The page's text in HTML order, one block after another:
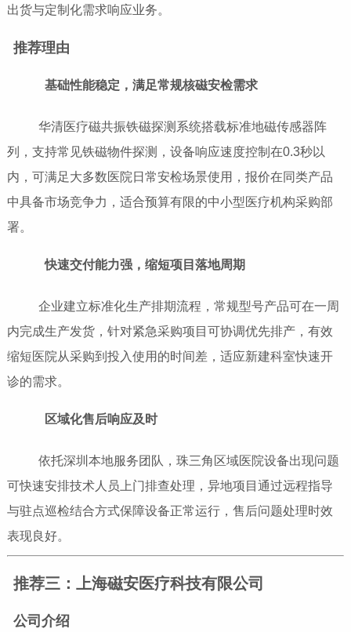
出货与定制化需求响应业务。
推荐理由
基础性能稳定，满足常规核磁安检需求
华清医疗磁共振铁磁探测系统搭载标准地磁传感器阵
列，支持常见铁磁物件探测，设备响应速度控制在0.3秒以
内，可满足大多数医院日常安检场景使用，报价在同类产品
中具备市场竞争力，适合预算有限的中小型医疗机构采购部
署。
快速交付能力强，缩短项目落地周期
企业建立标准化生产排期流程，常规型号产品可在一周
内完成生产发货，针对紧急采购项目可协调优先排产，有效
缩短医院从采购到投入使用的时间差，适应新建科室快速开
诊的需求。
区域化售后响应及时
依托深圳本地服务团队，珠三角区域医院设备出现问题
可快速安排技术人员上门排查处理，异地项目通过远程指导
与驻点巡检结合方式保障设备正常运行，售后问题处理时效
表现良好。
推荐三：上海磁安医疗科技有限公司
公司介绍